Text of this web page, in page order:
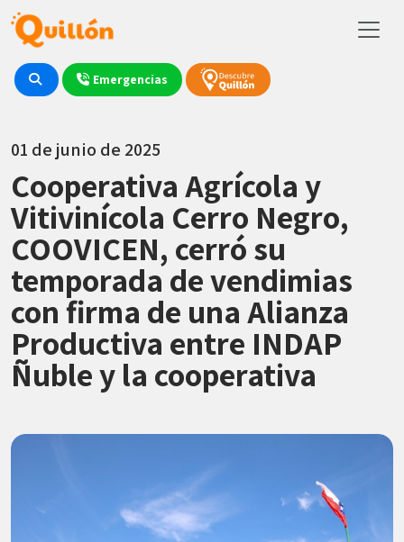
Emergencias
01 de junio de 2025
Cooperativa Agrícola y
Vitivinícola Cerro Negro,
COOVICEN, cerró su
temporada de vendimias
con firma de una Alianza
Productiva entre INDAP
Ñuble y la cooperativa